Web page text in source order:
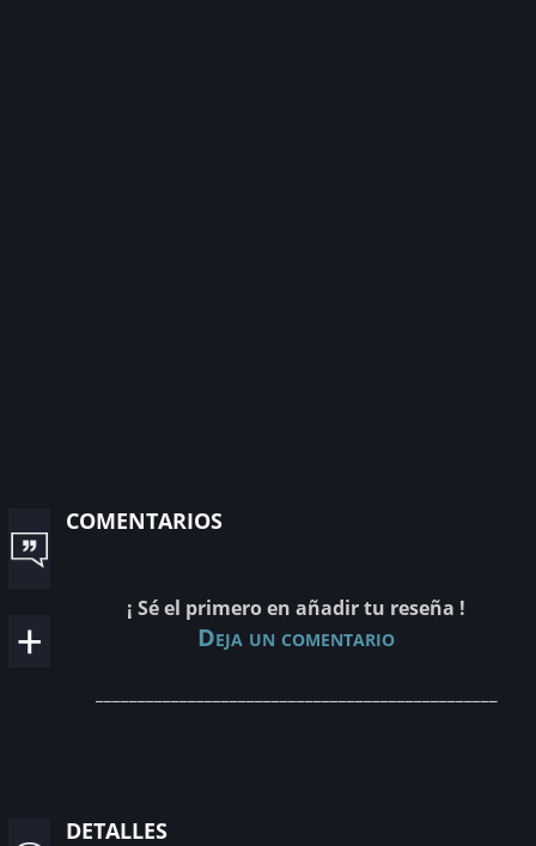
comentarios
¡ Sé el primero en añadir tu reseña !
Deja un comentario
detalles